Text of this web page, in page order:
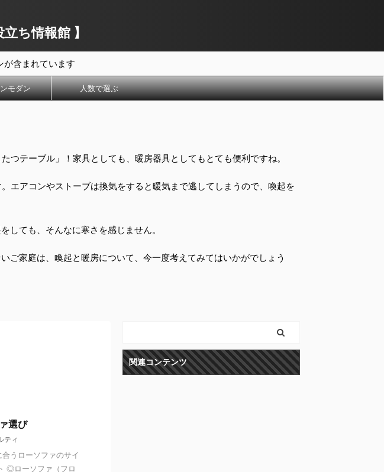
ち情報館 】
が含まれています
モダン 人数で選ぶ
テーブル」！家具としても、暖房器具としてもとても便利ですね。
アコンやストーブは換気をすると暖気まで逃してしまうので、喚起を
しても、そんなに寒さを感じません。
ご家庭は、喚起と暖房について、今一度考えてみてはいかがでしょう
選び
ティ
うローソファのサイ
◎ローソファ（フロ
関連コンテンツ